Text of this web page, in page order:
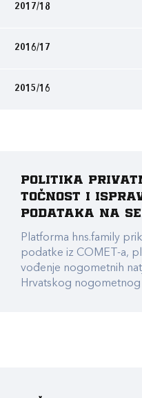
2017/18
2016/17
2015/16
Politika
točnost i
podataka na
Platforma hns.family
podatke iz COMET-a,
vođenje nogometnih
Hrvatskog nogometnog